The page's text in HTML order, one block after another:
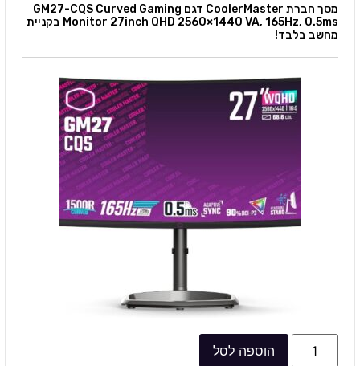
מסך חברת CoolerMaster דגם GM27-CQS Curved Gaming
Monitor 27inch QHD 2560×1440 VA, 165Hz, 0.5ms בקניית
מחשב בלבד!
הוספה לסל